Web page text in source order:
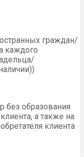
граждан/
каждого
без образования
а также на
клиента